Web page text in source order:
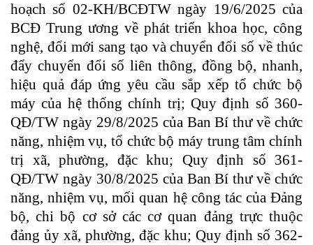
hoạch số 02-KH/BCĐTW ngày 19/6/2025 của
BCĐ Trung ương về phát triển khoa học, công
nghệ, đổi mới sang tạo và chuyển đổi số về thúc
đẩy chuyển đổi số liên thông, đồng bộ, nhanh,
hiệu quả đáp ứng yêu cầu sắp xếp tổ chức bộ
máy của hệ thống chính trị; Quy định số 360-
QĐ/TW ngày 29/8/2025 của Ban Bí thư về chức
năng, nhiệm vụ, tổ chức bộ máy trung tâm chính
trị xã, phường, đặc khu; Quy định số 361-
QĐ/TW ngày 30/8/2025 của Ban Bí thư về chức
năng, nhiệm vụ, mối quan hệ công tác của Đảng
bộ, chi bộ cơ sở các cơ quan đảng trực thuộc
đảng ủy xã, phường, đặc khu; Quy định số 362-